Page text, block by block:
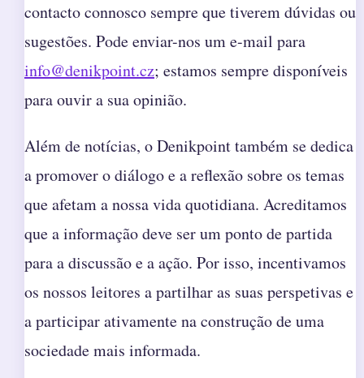
contacto connosco sempre que tiverem dúvidas ou
sugestões. Pode enviar-nos um e-mail para
info@denikpoint.cz; estamos sempre disponíveis
para ouvir a sua opinião.
Além de notícias, o Denikpoint também se dedica
a promover o diálogo e a reflexão sobre os temas
que afetam a nossa vida quotidiana. Acreditamos
que a informação deve ser um ponto de partida
para a discussão e a ação. Por isso, incentivamos
os nossos leitores a partilhar as suas perspetivas e
a participar ativamente na construção de uma
sociedade mais informada.